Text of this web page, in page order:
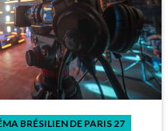
BRÉSILIEN DE PARIS 27